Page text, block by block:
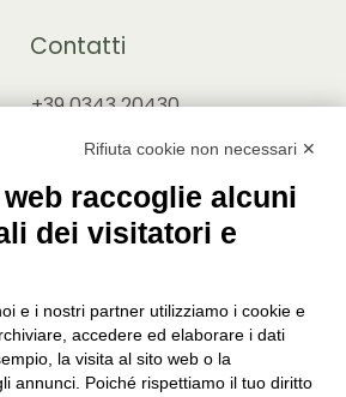
Contatti
+39 0343 20430
di apertura
Lunedì - Sabato
Rifiuta cookie non necessari ✕
raccoglie alcuni
dei visitatori e
e i nostri partner utilizziamo i cookie e
accedere ed elaborare i dati
la visita al sito web o la
annunci. Poiché rispettiamo il tuo diritto